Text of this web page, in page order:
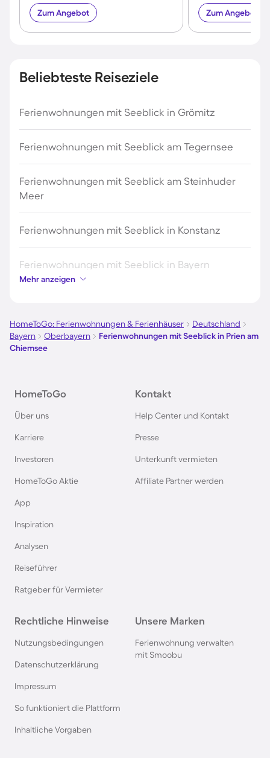
Zum Angebot Zum Angebot
Beliebteste Reiseziele
Ferienwohnungen mit Seeblick in Grömitz
Ferienwohnungen mit Seeblick am Tegernsee
Ferienwohnungen mit Seeblick am Steinhuder
Meer
Ferienwohnungen mit Seeblick in Konstanz
Ferienwohnungen mit Seeblick in Bayern
Ferienwohnungen mit Seeblick in Schwerin
Ferienwohnungen mit Seeblick in Malcesine
Ferienwohnungen mit Seeblick in Hopfen am See
Ferienwohnungen mit Seeblick am Titisee
Ferienwohnungen mit Seeblick am Möhnesee
Ferienwohnungen mit Seeblick in Lindau am
Ferienwohnungen mit Seeblick in Malente
Mehr anzeigen
HomeToGo: Ferienwohnungen & Ferienhäuser
Deutschland
Bayern
Oberbayern
Ferienwohnungen mit Seeblick in Prien am
Chiemsee
HomeToGo
Über uns
Karriere
Investoren
HomeToGo Aktie
App
Inspiration
Analysen
Reiseführer
Ratgeber für Vermieter
Kontakt
Help Center und Kontakt
Presse
Unterkunft vermieten
Affiliate Partner werden
Rechtliche Hinweise
Nutzungsbedingungen
Datenschutzerklärung
Impressum
So funktioniert die Plattform
Inhaltliche Vorgaben
Unsere Marken
Ferienwohnung verwalten
mit Smoobu